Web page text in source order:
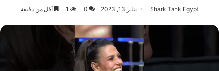
Shark Tank Egypt يناير 13, 2023 0
1 أقل من دقيقة